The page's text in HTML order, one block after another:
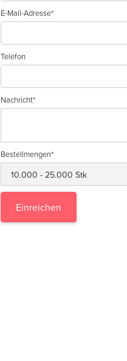
E-Mail-Adresse*
Telefon
Nachricht*
Bestellmengen*